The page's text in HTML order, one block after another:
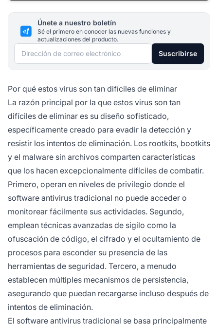
Únete a nuestro boletín
Sé el primero en conocer las nuevas funciones y
actualizaciones del producto.
Dirección de correo electrónico Suscribirse
Por qué estos virus son tan difíciles de eliminar
La razón principal por la que estos virus son tan
difíciles de eliminar es su diseño sofisticado,
específicamente creado para evadir la detección y
resistir los intentos de eliminación. Los rootkits, bootkits
y el malware sin archivos comparten características
que los hacen excepcionalmente difíciles de combatir.
Primero, operan en niveles de privilegio donde el
software antivirus tradicional no puede acceder o
monitorear fácilmente sus actividades. Segundo,
emplean técnicas avanzadas de sigilo como la
ofuscación de código, el cifrado y el ocultamiento de
procesos para esconder su presencia de las
herramientas de seguridad. Tercero, a menudo
establecen múltiples mecanismos de persistencia,
asegurando que puedan recargarse incluso después de
intentos de eliminación.
El software antivirus tradicional se basa principalmente